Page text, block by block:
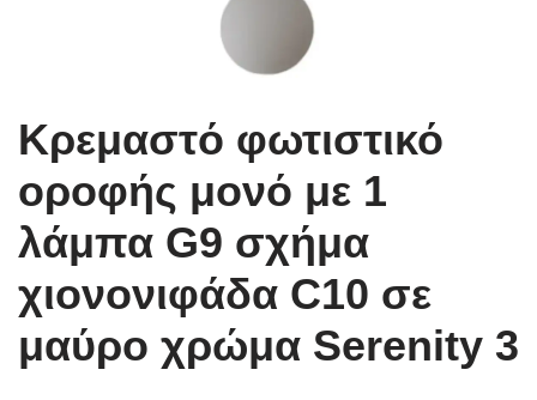
Κρεμαστό φωτιστικό
οροφής μονό με 1
λάμπα G9 σχήμα
χιονονιφάδα C10 σε
μαύρο χρώμα Serenity 3